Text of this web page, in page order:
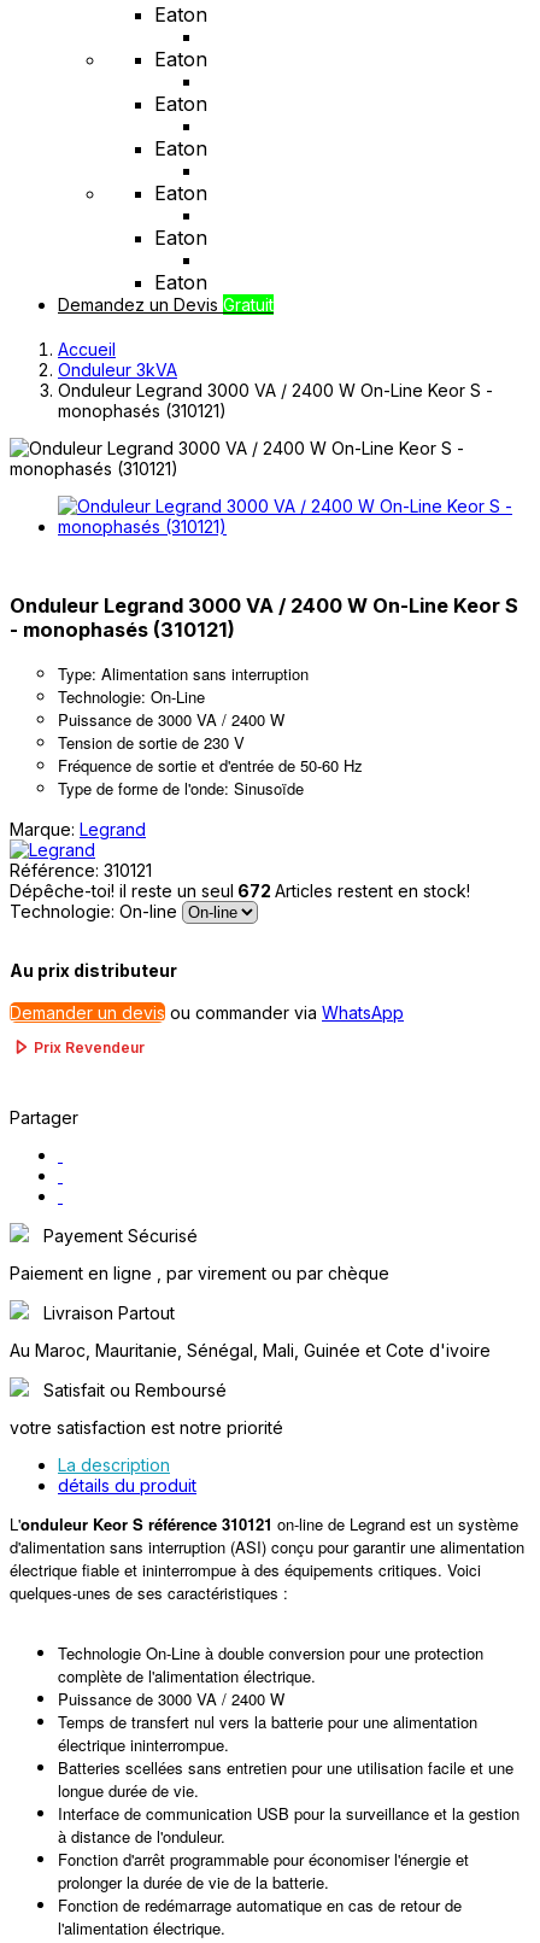
Eaton
Eaton
Eaton
Eaton
Eaton
Eaton
Eaton
Demandez un Devis Gratuit
Accueil
Onduleur 3kVA
Onduleur Legrand 3000 VA / 2400 W On-Line Keor S -
monophasés (310121)
Onduleur Legrand 3000 VA / 2400 W On-Line Keor S
- monophasés (310121)
Type: Alimentation sans interruption
Technologie: On-Line
Puissance de 3000 VA / 2400 W
Tension de sortie de 230 V
Fréquence de sortie et d'entrée de 50-60 Hz
Type de forme de l'onde: Sinusoïde
Marque: Legrand
Référence: 310121
Dépêche-toi! il reste un seul 672 Articles restent en stock!
Technologie: On-line
Au prix distributeur
Demander un devis ou commander via WhatsApp
Prix Revendeur
Partager
Payement Sécurisé
Paiement en ligne , par virement ou par chèque
Livraison Partout
Au Maroc, Mauritanie, Sénégal, Mali, Guinée et Cote d'ivoire
Satisfait ou Remboursé
votre satisfaction est notre priorité
La description
détails du produit
L'onduleur Keor S référence 310121 on-line de Legrand est un système
d'alimentation sans interruption (ASI) conçu pour garantir une alimentation
électrique fiable et ininterrompue à des équipements critiques. Voici
quelques-unes de ses caractéristiques :
Technologie On-Line à double conversion pour une protection
complète de l'alimentation électrique.
Puissance de 3000 VA / 2400 W
Temps de transfert nul vers la batterie pour une alimentation
électrique ininterrompue.
Batteries scellées sans entretien pour une utilisation facile et une
longue durée de vie.
Interface de communication USB pour la surveillance et la gestion
à distance de l'onduleur.
Fonction d'arrêt programmable pour économiser l'énergie et
prolonger la durée de vie de la batterie.
Fonction de redémarrage automatique en cas de retour de
l'alimentation électrique.